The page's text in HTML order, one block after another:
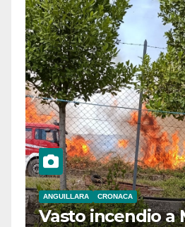
ANGUILLARA CRONACA
Vasto incendio a